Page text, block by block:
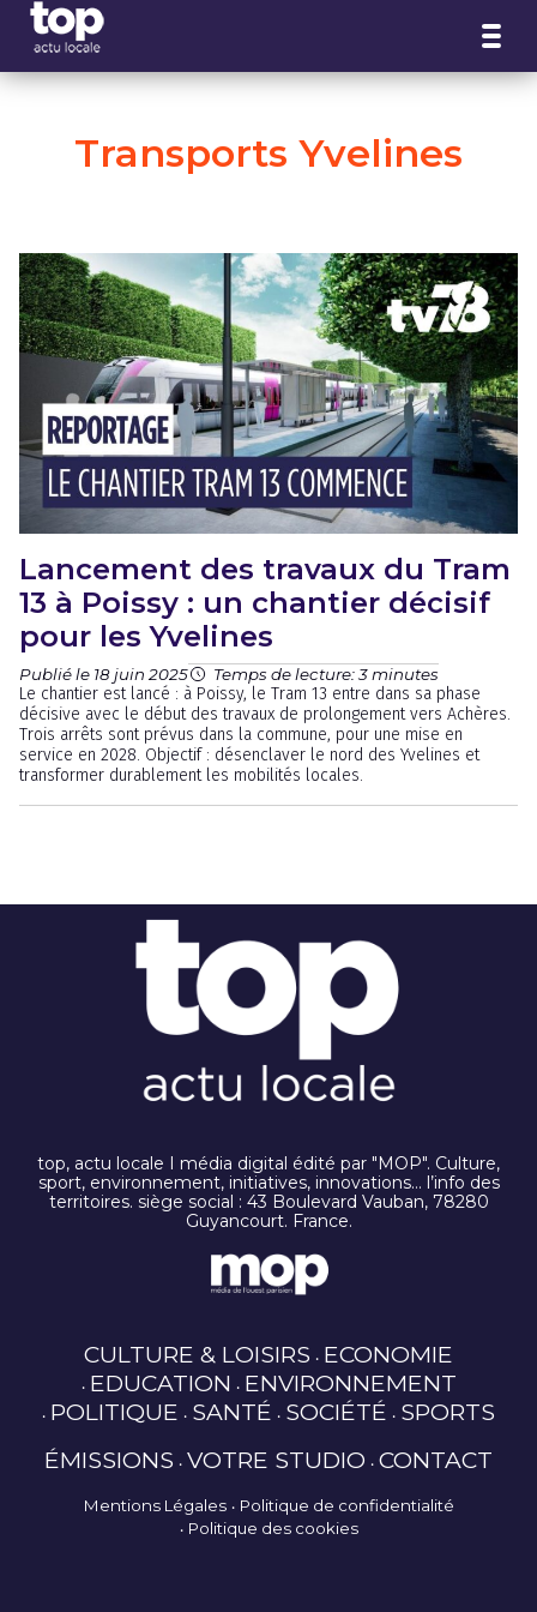
Transports Yvelines
Lancement des travaux du Tram
13 à Poissy : un chantier décisif
pour les Yvelines
Publié le 18 juin 2025 Temps de lecture: 3 minutes
Le chantier est lancé : à Poissy, le Tram 13 entre dans sa phase
décisive avec le début des travaux de prolongement vers Achères.
Trois arrêts sont prévus dans la commune, pour une mise en
service en 2028. Objectif : désenclaver le nord des Yvelines et
transformer durablement les mobilités locales.
top, actu locale I média digital édité par "MOP". Culture,
sport, environnement, initiatives, innovations… l’info des
territoires. siège social : 43 Boulevard Vauban, 78280
Guyancourt. France.
CULTURE & LOISIRS ECONOMIE
EDUCATION ENVIRONNEMENT
POLITIQUE SANTÉ SOCIÉTÉ SPORTS
ÉMISSIONS VOTRE STUDIO CONTACT
Mentions Légales
Politique de confidentialité
Politique des cookies
Panneau de gestion des cookies